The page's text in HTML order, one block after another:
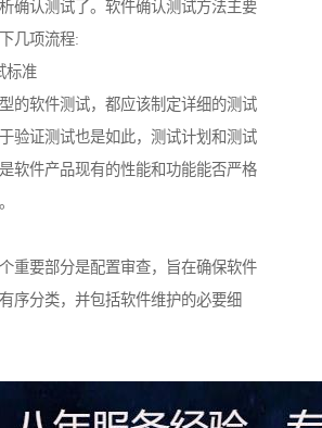
确认测试了。软件确认测试方法主要
几项流程:
标准
的软件测试，都应该制定详细的测试
验证测试也是如此，测试计划和测试
软件产品现有的性能和功能能否严格
重要部分是配置审查，旨在确保软件
序分类，并包括软件维护的必要细